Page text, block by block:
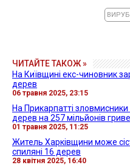
ЧИТАЙТЕ ТАКОЖ »
На Київщині екс-чиновник
дерев
06 травня 2025, 23:15
На Прикарпатті
дерев на 257 мільйонів
01 травня 2025, 11:25
Житель Харківщини може
спиляні 16 дерев
28 квітня 2025, 16:40